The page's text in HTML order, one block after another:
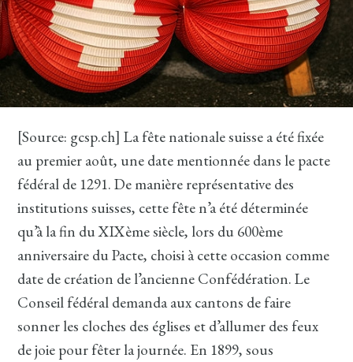
[Source: gcsp.ch] La fête nationale suisse a été fixée
au premier août, une date mentionnée dans le pacte
fédéral de 1291. De manière représentative des
institutions suisses, cette fête n’a été déterminée
qu’à la fin du XIXème siècle, lors du 600ème
anniversaire du Pacte, choisi à cette occasion comme
date de création de l’ancienne Confédération. Le
Conseil fédéral demanda aux cantons de faire
sonner les cloches des églises et d’allumer des feux
de joie pour fêter la journée. En 1899, sous